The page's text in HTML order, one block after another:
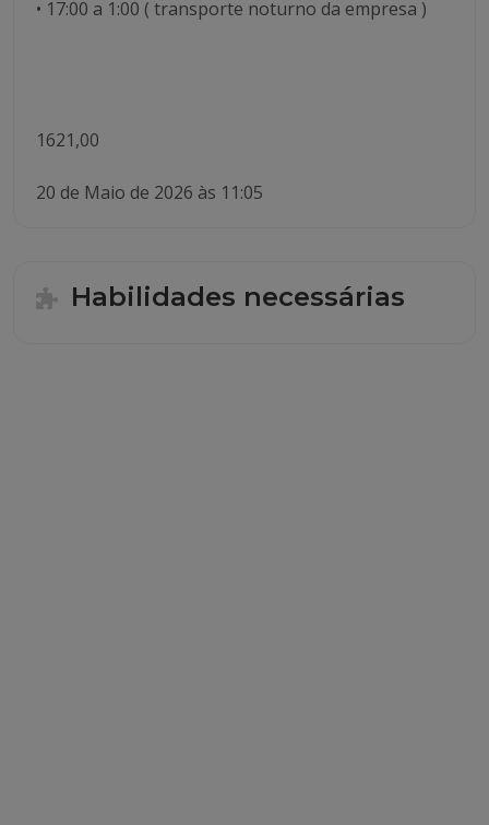
• ⁠17:00 a 1:00 ( transporte noturno da empresa )
1621,00
20 de Maio de 2026 às 11:05
Habilidades necessárias